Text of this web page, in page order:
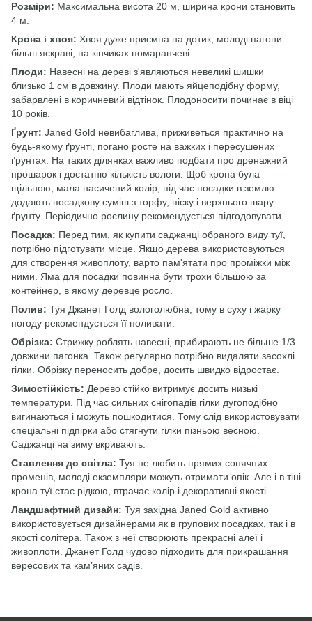
Розміри: Максимальна висота 20 м, ширина крони становить
4 м.
Крона і хвоя: Хвоя дуже приємна на дотик, молоді пагони
більш яскраві, на кінчиках помаранчеві.
Плоди: Навесні на дереві з'являються невеликі шишки
близько 1 см в довжину. Плоди мають яйцеподібну форму,
забарвлені в коричневий відтінок. Плодоносити починає в віці
10 років.
Ґрунт: Janed Gold невибаглива, приживеться практично на
будь-якому ґрунті, погано росте на важких і пересушених
ґрунтах. На таких ділянках важливо подбати про дренажний
прошарок і достатню кількість вологи. Щоб крона була
щільною, мала насичений колір, під час посадки в землю
додають посадкову суміш з торфу, піску і верхнього шару
ґрунту. Періодично рослину рекомендується підгодовувати.
Посадка: Перед тим, як купити саджанці обраного виду туї,
потрібно підготувати місце. Якщо дерева використовуються
для створення живоплоту, варто пам'ятати про проміжки між
ними. Яма для посадки повинна бути трохи більшою за
контейнер, в якому деревце росло.
Полив: Туя Джанет Голд вологолюбна, тому в суху і жарку
погоду рекомендується її поливати.
Обрізка: Стрижку роблять навесні, прибирають не більше 1/3
довжини пагонка. Також регулярно потрібно видаляти засохлі
гілки. Обрізку переносить добре, досить швидко відростає.
Зимостійкість: Дерево стійко витримує досить низькі
температури. Під час сильних снігопадів гілки дугоподібно
вигинаються і можуть пошкодитися. Тому слід використовувати
спеціальні підпірки або стягнути гілки пізньою весною.
Саджанці на зиму вкривають.
Ставлення до світла: Туя не любить прямих сонячних
променів, молоді екземпляри можуть отримати опік. Але і в тіні
крона туї стає рідкою, втрачає колір і декоративні якості.
Ландшафтний дизайн: Туя західна Janed Gold активно
використовується дизайнерами як в групових посадках, так і в
якості солітера. Також з неї створюють прекрасні алеї і
живоплоти. Джанет Голд чудово підходить для прикрашання
вересових та кам’яних садів.